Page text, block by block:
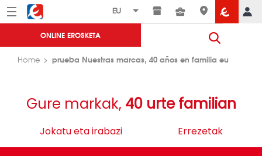
Menú Eroski
ONLINE EROSKETA
Home prueba Nuestras marcas, 40 años en familia eu
Gure markak, 40 urte familian
Jokatu eta irabazi Errezetak